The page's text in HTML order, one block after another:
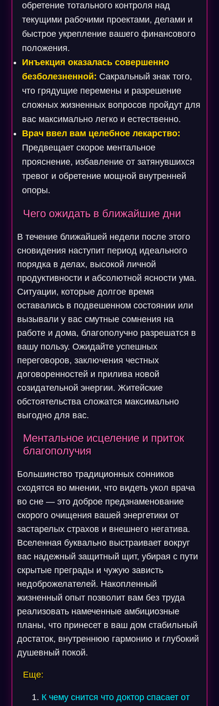
обретение тотального контроля над
текущими рабочими проектами, делами и
быстрое укрепление вашего финансового
положения.
Инъекция оказалась совершенно
безболезненной: Сакральный знак того,
что грядущие перемены и разрешение
сложных жизненных вопросов пройдут для
вас максимально легко и естественно.
Врач ввел вам целебное лекарство:
Предвещает скорое ментальное
прояснение, избавление от затянувшихся
тревог и обретение мощной внутренней
опоры.
Чего ожидать в ближайшие дни
В течение ближайшей недели после этого
сновидения наступит период идеального
порядка в делах, высокой личной
продуктивности и абсолютной ясности ума.
Ситуации, которые долгое время
оставались в подвешенном состоянии или
вызывали у вас смутные сомнения на
работе и дома, благополучно разрешатся в
вашу пользу. Ожидайте успешных
переговоров, заключения честных
договоренностей и прилива новой
созидательной энергии. Житейские
обстоятельства сложатся максимально
выгодно для вас.
Ментальное исцеление и приток
благополучия
Большинство традиционных сонников
сходятся во мнении, что видеть укол врача
во сне — это доброе предзнаменование
скорого очищения вашей энергетики от
застарелых страхов и внешнего негатива.
Вселенная буквально выстраивает вокруг
вас надежный защитный щит, убирая с пути
скрытые преграды и чужую зависть
недоброжелателей. Накопленный
жизненный опыт позволит вам без труда
реализовать намеченные амбициозные
планы, что принесет в ваш дом стабильный
достаток, внутреннюю гармонию и глубокий
душевный покой.
Еще:
К чему снится что доктор спасает от